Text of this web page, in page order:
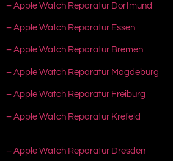
– Apple Watch Reparatur Dortmund
– Apple Watch Reparatur Essen
– Apple Watch Reparatur Bremen
– Apple Watch Reparatur Magdeburg
– Apple Watch Reparatur Freiburg
– Apple Watch Reparatur Krefeld
– Apple Watch Reparatur Dresden